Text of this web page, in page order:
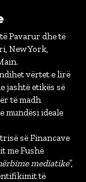
Pavarur dhe të
New York,
vërtet e lirë
jashtë etikës së
të madh
mundësi ideale
së Financave
me Fushë
mediatike”,
të